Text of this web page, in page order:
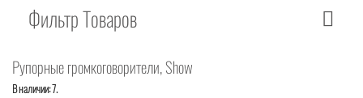
Фильтр Товаров
Рупорные громкоговорители, Show
В наличии: 7.